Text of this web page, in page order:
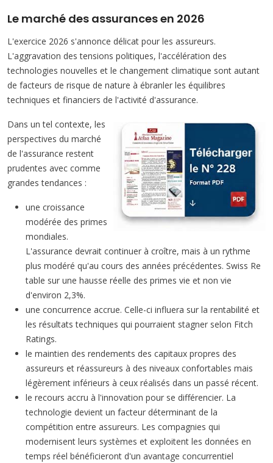
Le marché des assurances en 2026
L'exercice 2026 s'annonce délicat pour les assureurs.
L'aggravation des tensions politiques, l'accélération des
technologies nouvelles et le changement climatique sont autant
de facteurs de risque de nature à ébranler les équilibres
techniques et financiers de l'activité d'assurance.
Dans un tel contexte, les
perspectives du marché
de l'assurance restent
prudentes avec comme
grandes tendances :
une croissance
modérée des primes
mondiales.
L'assurance devrait continuer à croître, mais à un rythme
plus modéré qu'au cours des années précédentes. Swiss Re
table sur une hausse réelle des primes vie et non vie
d'environ 2,3%.
une concurrence accrue. Celle-ci influera sur la rentabilité et
les résultats techniques qui pourraient stagner selon Fitch
Ratings.
le maintien des rendements des capitaux propres des
assureurs et réassureurs à des niveaux confortables mais
légèrement inférieurs à ceux réalisés dans un passé récent.
le recours accru à l'innovation pour se différencier. La
technologie devient un facteur déterminant de la
compétition entre assureurs. Les compagnies qui
modernisent leurs systèmes et exploitent les données en
temps réel bénéficieront d'un avantage concurrentiel